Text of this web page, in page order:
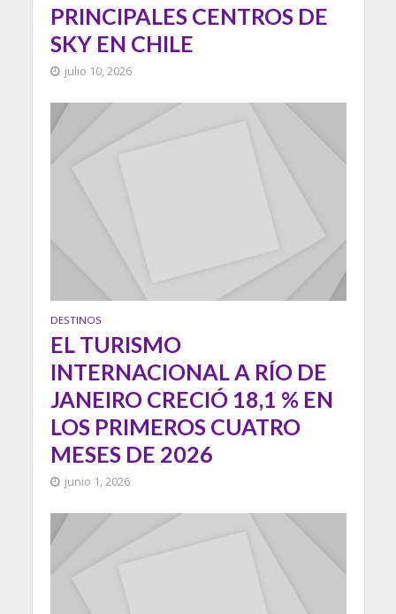
PRINCIPALES CENTROS DE
SKY EN CHILE
julio 10, 2026
DESTINOS
EL TURISMO
INTERNACIONAL A RÍO DE
JANEIRO CRECIÓ 18,1 % EN
LOS PRIMEROS CUATRO
MESES DE 2026
junio 1, 2026